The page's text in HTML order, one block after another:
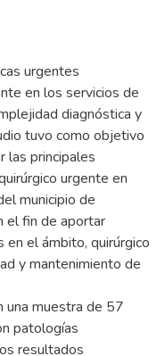
urgentes
en los servicios de
diagnóstica y
tuvo como objetivo
las principales
urgente en
municipio de
el fin de aportar
en el ámbito, quirúrgico
y mantenimiento de
una muestra de 57
patologías
resultados